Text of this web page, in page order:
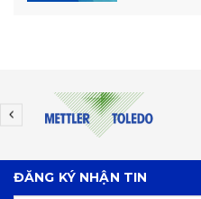
ĐĂNG KÝ NHẬN TIN